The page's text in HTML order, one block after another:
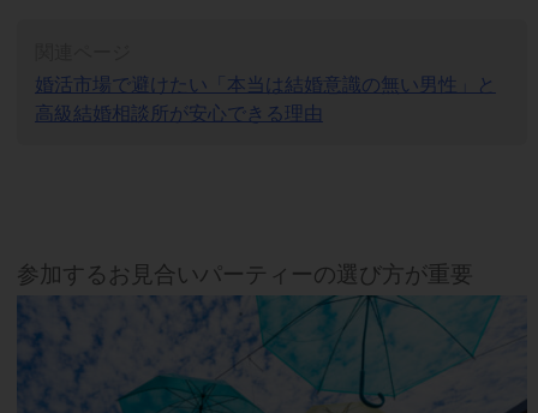
婚活市場で避けたい「本当は結婚意識の無い男性」と
高級結婚相談所が安心できる理由
参加するお見合いパーティーの選び方が重要